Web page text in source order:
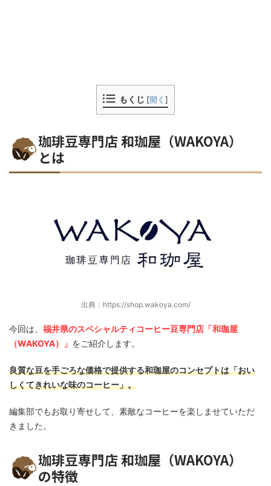
もくじ [開く ]
珈琲豆専門店 和珈屋（WAKOYA）
とは
出典：https://shop.wakoya.com/
今回は、 福井県のスペシャルティコーヒー豆専門店「和珈屋
（WAKOYA）」 をご紹介します。
良質な豆を手ごろな価格で提供する和珈屋のコンセプトは「おい
しくてきれいな味のコーヒー」。
編集部でもお取り寄せして、素敵なコーヒーを楽しませていただ
きました。
珈琲豆専門店 和珈屋（WAKOYA）
の特徴